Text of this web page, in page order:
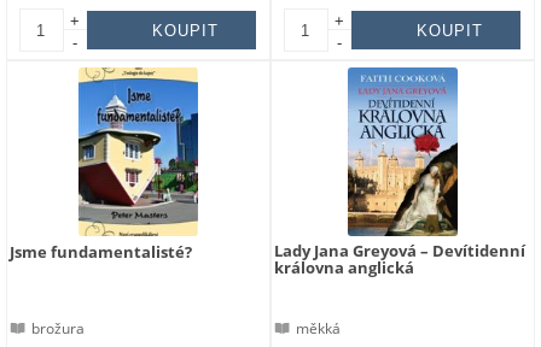
+
-
+
-
Jsme fundamentalisté?
brožura
Lady Jana Greyová – Devítidenní
královna anglická
měkká